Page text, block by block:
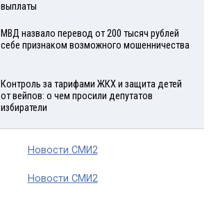
выплаты
МВД назвало перевод от 200 тысяч рублей
себе признаком возможного мошенничества
Контроль за тарифами ЖКХ и защита детей
от вейпов: о чем просили депутатов
избиратели
Новости СМИ2
Новости СМИ2